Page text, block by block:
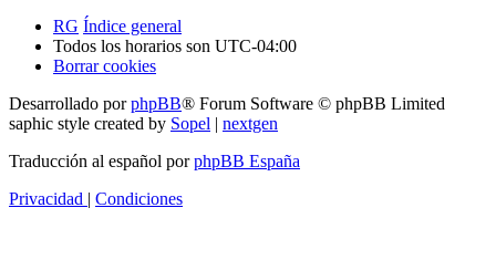
RG Índice general
Todos los horarios son UTC-04:00
Borrar cookies
Desarrollado porphpBB® Forum Software © phpBB Limited
saphic style created by Sopel | nextgen
Traducción al español porphpBB España
Privacidad | Condiciones